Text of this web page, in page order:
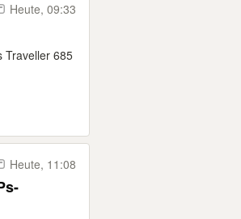
Heute, 09:33
Traveller 685
Heute, 11:08